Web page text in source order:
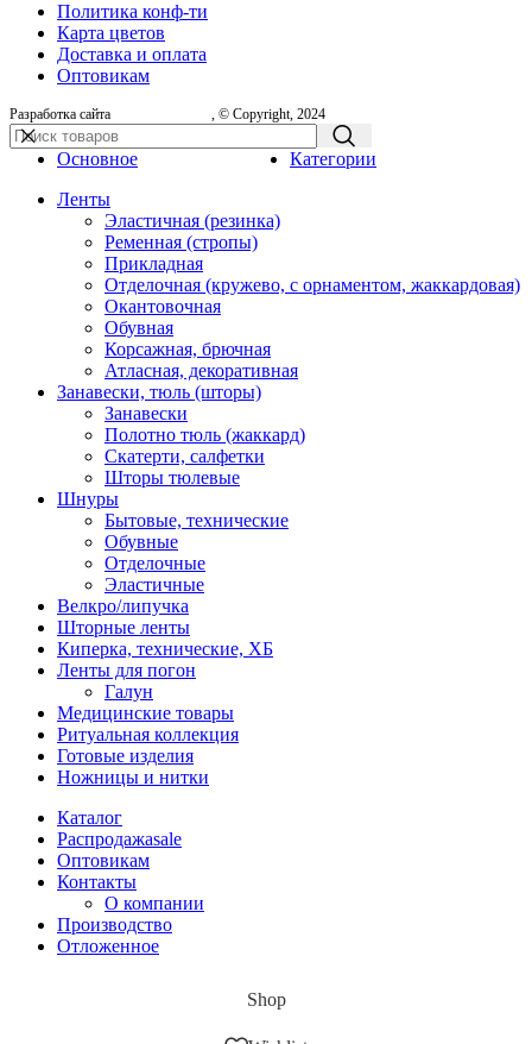
Политика конф-ти
Карта цветов
Доставка и оплата
Оптовикам
Разработка сайта , © Copyright, 2024
Основное
Категории
Ленты
Эластичная (резинка)
Ременная (стропы)
Прикладная
Отделочная (кружево, с орнаментом, жаккардовая)
Окантовочная
Обувная
Корсажная, брючная
Атласная, декоративная
Занавески, тюль (шторы)
Занавески
Полотно тюль (жаккард)
Скатерти, салфетки
Шторы тюлевые
Шнуры
Бытовые, технические
Обувные
Отделочные
Эластичные
Велкро/липучка
Шторные ленты
Киперка, технические, ХБ
Ленты для погон
Галун
Медицинские товары
Ритуальная коллекция
Готовые изделия
Ножницы и нитки
Каталог
Распродажаsale
Оптовикам
Контакты
О компании
Производство
Отложенное
Shop